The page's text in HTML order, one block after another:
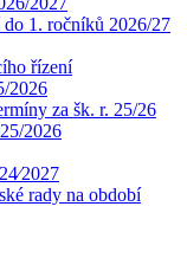
1. ročníků 2026/27
řízení
2026
za šk. r. 25/26
2026
rady na období